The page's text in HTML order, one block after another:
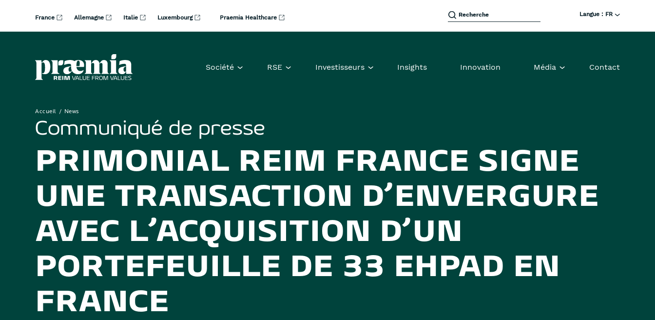
Société RSE Investisseurs Insights Innovation Média Contact
France Allemagne Italie Luxembourg Praemia Healthcare Langue : FR
Accueil News
Communiqué de presse
PRIMONIAL REIM FRANCE SIGNE
UNE TRANSACTION D’ENVERGURE
AVEC L’ACQUISITION D’UN
PORTEFEUILLE DE 33 EHPAD EN
FRANCE